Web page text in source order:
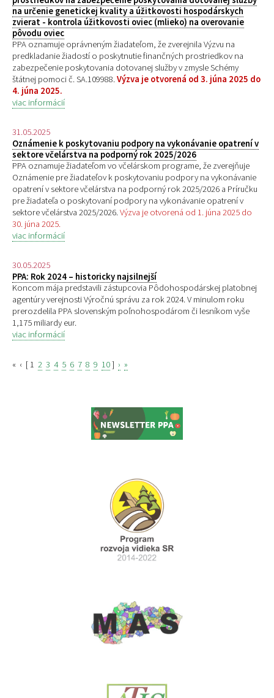
na určenie genetickej kvality a úžitkovosti hospodárskych
zvierat - kontrola úžitkovosti oviec (mlieko) na overovanie
pôvodu oviec
PPA oznamuje oprávneným žiadateľom, že zverejnila Výzvu na
predkladanie žiadostí o poskytnutie finančných prostriedkov na
zabezpečenie poskytovania dotovanej služby v zmysle Schémy
štátnej pomoci č. SA.109988.Výzva je otvorená od 3. júna 2025 do
4. júna 2025.
viac informácií
31.05.2025
Oznámenie k poskytovaniu podpory na vykonávanie opatrení v
sektore včelárstva na podporný rok 2025/2026
PPA oznamuje žiadateľom vo včelárskom programe, že zverejňuje
Oznámenie pre žiadateľov k poskytovaniu podpory na vykonávanie
opatrení v sektore včelárstva na podporný rok 2025/2026 a Príručku
pre žiadateľa o poskytovaní podpory na vykonávanie opatrení v
sektore včelárstva 2025/2026.Výzva je otvorená od 1. júna 2025 do
30. júna 2025.
viac informácií
30.05.2025
PPA: Rok 2024 – historicky najsilnejší
Koncom mája predstavili zástupcovia Pôdohospodárskej platobnej
agentúry verejnosti Výročnú správu za rok 2024. V minulom roku
prerozdelila PPA slovenským poľnohospodárom či lesníkom vyše
1,175 miliardy eur.
viac informácií
« ‹ [ 1 2 3 4 5 6 7 8 9 10] › »